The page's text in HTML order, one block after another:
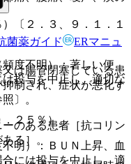
は腸管閉塞している患
制され、症状が悪化す
〕。
のある患者［抗コリン
る］。
〔２．３、９．１．１
度不明）：著しい便
投与を中止し、適切な
２５％）。
明）：ＢＵＮ上昇、血
には投与を中止し、適
菌薬ガイド
ERマニュ